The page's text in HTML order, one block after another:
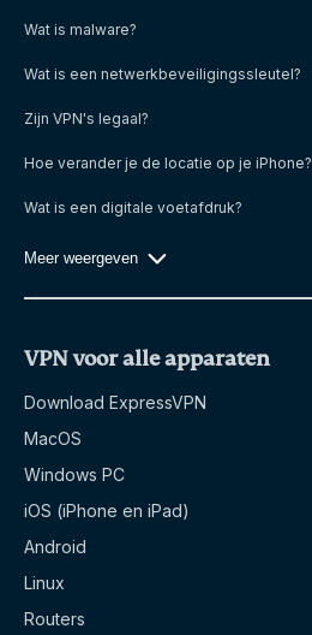
Wat is malware?
Wat is een netwerkbeveiligingssleutel?
Zijn VPN's legaal?
Hoe verander je de locatie op je iPhone?
Wat is een digitale voetafdruk?
Meer weergeven
VPN voor alle apparaten
Download ExpressVPN
MacOS
Windows PC
iOS (iPhone en iPad)
Android
Linux
Routers